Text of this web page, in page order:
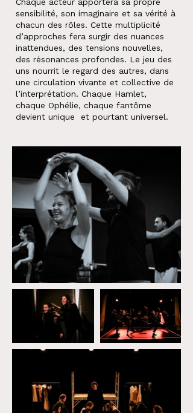
sensibilité, son imaginaire et sa vérité à
chacun des rôles. Cette multiplicité
d’approches fera surgir des nuances
inattendues, des tensions nouvelles,
des résonances profondes. Le jeu des
uns nourrit le regard des autres, dans
une circulation vivante et collective de
l’interprétation. Chaque Hamlet,
chaque Ophélie, chaque fantôme
devient unique et pourtant universel.